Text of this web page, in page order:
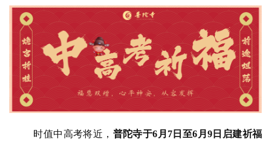
时值中高考将近， 普陀寺于6月7日至6月9日启建祈福